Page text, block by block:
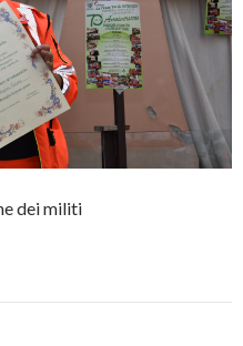
dei militi